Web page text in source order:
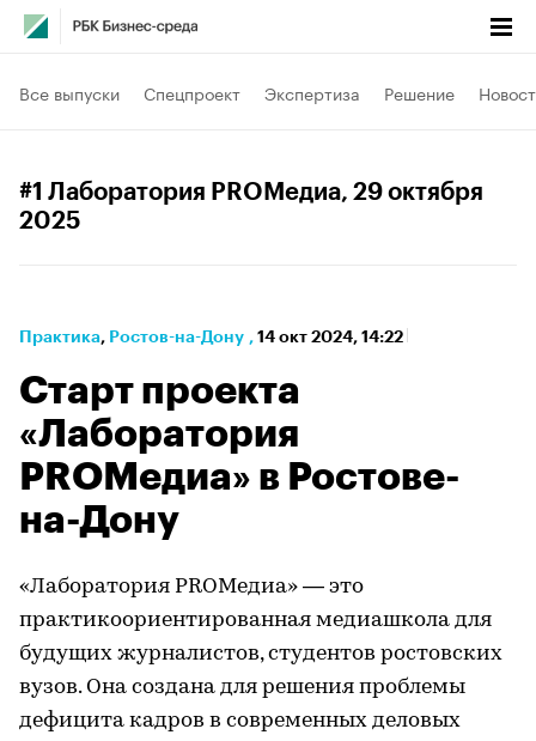
Все выпуски Спецпроект Экспертиза Решение
#1 Лаборатория PROМедиа, 29 октября
2025
Практика⁠, Ростов-на-Дону , 14 окт 2024, 14:22
Старт проекта
«Лаборатория
PROМедиа» в Ростове-
на-Дону
«Лаборатория PROМедиа» — это
практикоориентированная медиашкола для
будущих журналистов, студентов ростовских
вузов. Она создана для решения проблемы
дефицита кадров в современных деловых